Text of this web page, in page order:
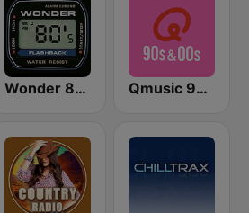
Wonder 80's Qmusic 90's & 00's